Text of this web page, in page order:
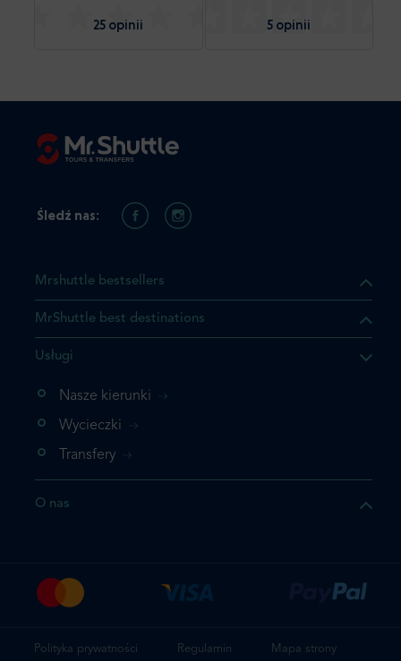
25 opinii 5 opinii
Mrshuttle bestsellers
MrShuttle best destinations
Usługi
Nasze kierunki
Wycieczki
Transfery
O nas
Śledź nas:
Polityka prywatności Regulamin Mapa strony